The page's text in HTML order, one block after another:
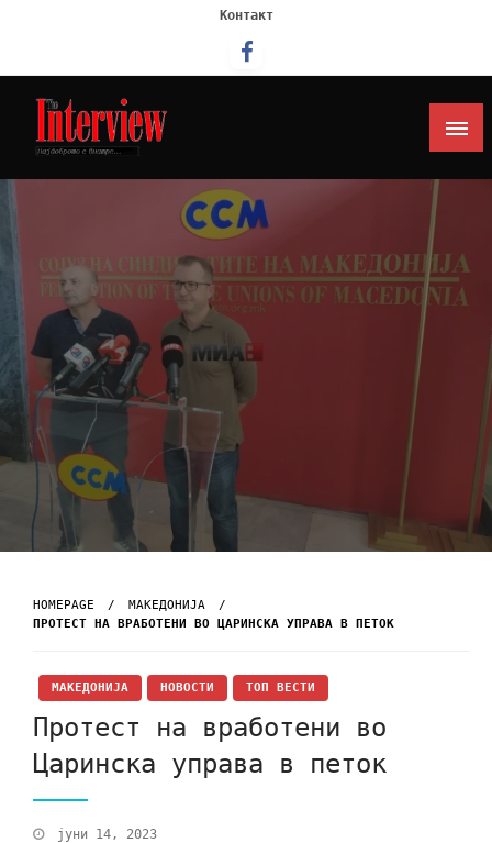
Контакт
Интервју
HOMEPAGE
МАКЕДОНИЈА
ПРОТЕСТ НА ВРАБОТЕНИ ВО ЦАРИНСКА УПРАВА В ПЕТОК
МАКЕДОНИЈА НОВОСТИ ТОП ВЕСТИ
Протест на вработени во
Царинска управа в петок
јуни 14, 2023